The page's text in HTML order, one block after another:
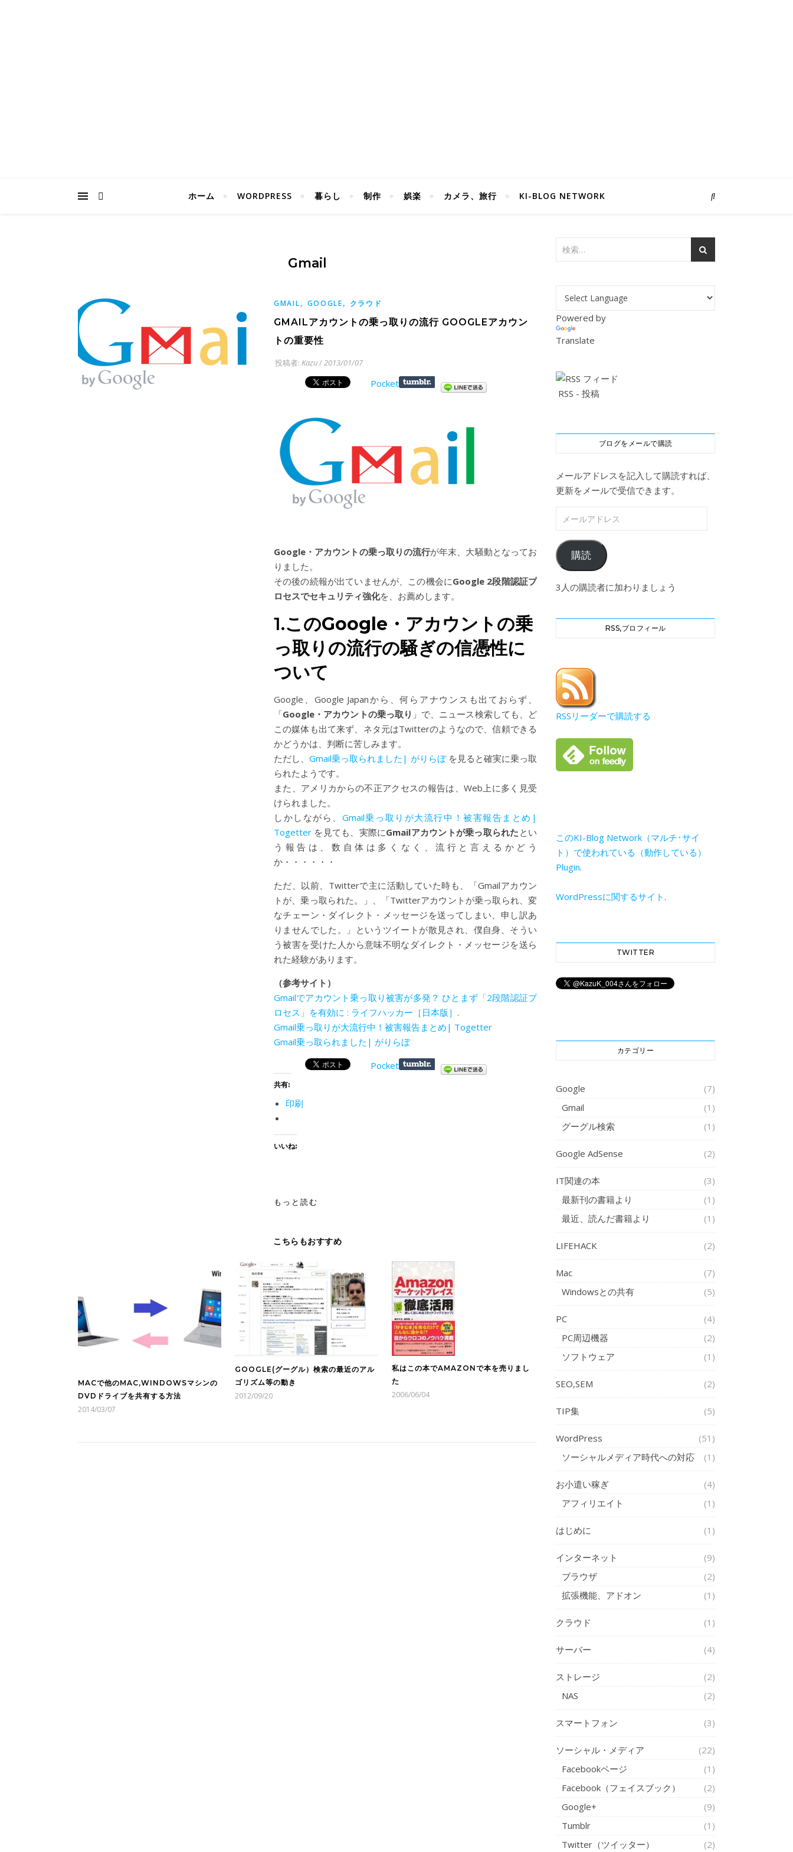
ホーム WORDPRESS 暮らし 制作 娯楽 カメラ、旅行 KI-BLOG NETWORK
Gmail
GMAIL, GOOGLE, クラウド
GMAILアカウントの乗っ取りの流行 GOOGLEアカウン
トの重要性
投稿者: Kazu/2013/01/07
Pocket
Google・アカウントの乗っ取りの流行が年末、大騒動となってお
りました。
その後の続報が出ていませんが、この機会にGoogle 2段階認証プ
ロセスでセキュリティ強化を、お薦めします。
1.このGoogle・アカウントの乗
っ取りの流行の騒ぎの信憑性に
ついて
Google、Google Japanから、何らアナウンスも出ておらず、
「Google・アカウントの乗っ取り 」で、ニュース検索しても、ど
この媒体も出て来ず、ネタ元はTwitterのようなので、信頼できる
かどうかは、判断に苦しみます。
ただし、Gmail乗っ取られました| がりらぼを見ると確実に乗っ取
られたようです。
また、アメリカからの不正アクセスの報告は、Web上に多く見受
けられました。
しかしながら、 Gmail乗っ取りが大流行中！被害報告まとめ|
Togetter を見ても、実際にGmailアカウントが乗っ取られた とい
う報告は、数自体は多くなく、流行と言えるかどう
か・・・・・・
ただ、以前、Twitterで主に活動していた時も、「Gmailアカウン
トが、乗っ取られた。」、「Twitterアカウントが乗っ取られ、変
なチェーン・ダイレクト・メッセージを送ってしまい、申し訳あ
りませんでした。」というツイートが散見され、僕自身、そうい
う被害を受けた人から意味不明なダイレクト・メッセージを送ら
れた経験があります。
（参考サイト）
Gmailでアカウント乗っ取り被害が多発？ ひとまず「2段階認証プ
ロセス」を有効に : ライフハッカー［日本版］ .
Gmail乗っ取りが大流行中！被害報告まとめ| Togetter
Gmail乗っ取られました| がりらぼ
Pocket
共有:
印刷
いいね:
もっと読む
こちらもおすすめ
MACで他のMAC,WINDOWSマシンの
DVDドライブを共有する方法
2014/03/07
GOOGLE(グーグル）検索の最近のアル
ゴリズム等の動き
2012/09/20
私はこの本でAMAZONで本を売りまし
た
2006/06/04
Powered by
Translate
RSS - 投稿
ブログをメールで購読
メールアドレスを記入して購読すれば、
更新をメールで受信できます。
購読
3人の購読者に加わりましょう
RSS,プロフィール
RSSリーダーで購読する
このKI-Blog Network（マルチ･サイ
ト）で使われている（動作している）
Plugin.
WordPressに関するサイト.
TWITTER
カテゴリー
Google
(7)
Gmail
(1)
グーグル検索
(1)
Google AdSense (2)
IT関連の本
(3)
最新刊の書籍より
(1)
最近、読んだ書籍より
(1)
LIFEHACK (2)
Mac
(7)
Windowsとの共有
(5)
PC
(4)
PC周辺機器
(2)
ソフトウェア
(1)
SEO,SEM (2)
TIP集 (5)
WordPress
(51)
ソーシャルメディア時代への対応
(1)
お小遣い稼ぎ
(4)
アフィリエイト
(1)
はじめに (1)
インターネット
(9)
ブラウザ
(2)
拡張機能、アドオン
(1)
クラウド (1)
サーバー (4)
ストレージ
(2)
NAS
(2)
スマートフォン (3)
ソーシャル・メディア
(22)
Facebookページ
(1)
Facebook（フェイスブック）
(2)
Google+
(9)
Tumblr
(1)
Twitter（ツイッター）
(2)